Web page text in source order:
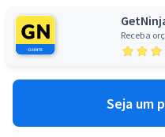
Receba
Seja um